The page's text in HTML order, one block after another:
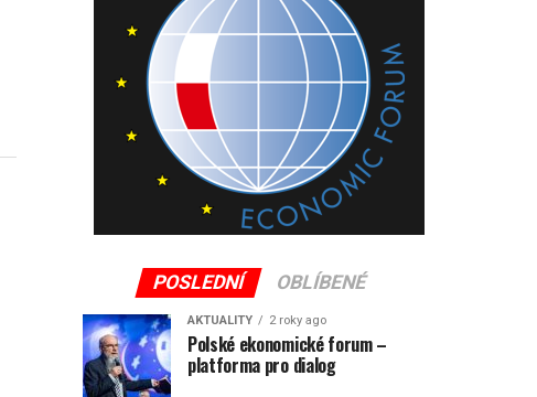
POSLEDNÍ OBLÍBENÉ
AKTUALITY 2 roky ago
Polské ekonomické forum –
platforma pro dialog